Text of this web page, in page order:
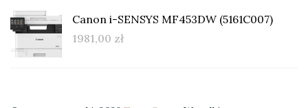
Canon i-SENSYS MF453DW (5161C007)
1981,00 zł